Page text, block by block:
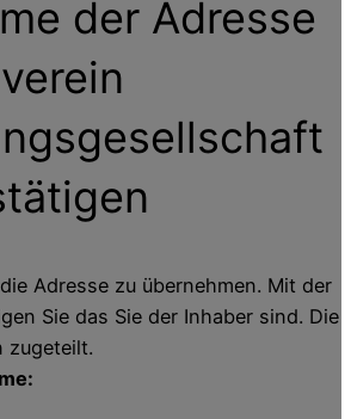
der Adresse
Adresse zu übernehmen. Mit der
Sie das Sie der Inhaber sind. Die
zugeteilt.